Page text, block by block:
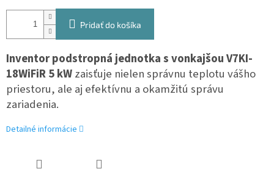
Pridať do košíka
Inventor podstropná jednotka s vonkajšou V7KI-
18WiFiR 5 kWzaisťuje nielen správnu teplotu vášho
priestoru, ale aj efektívnu a okamžitú správu
zariadenia.
Detailné informácie